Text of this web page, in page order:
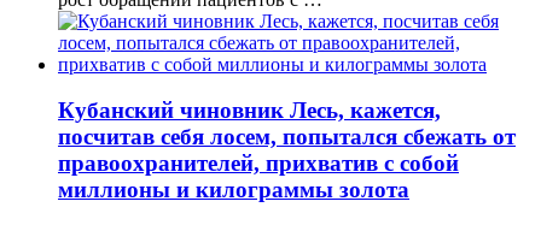
Кубанский чиновник Лесь, кажется,
посчитав себя лосем, попытался сбежать от
правоохранителей, прихватив с собой
миллионы и килограммы золота